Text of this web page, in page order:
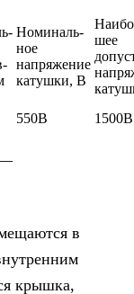
Номиналь-
ное
напряжение
катушки, В
шее
550В 1500В
—
в
крышка,